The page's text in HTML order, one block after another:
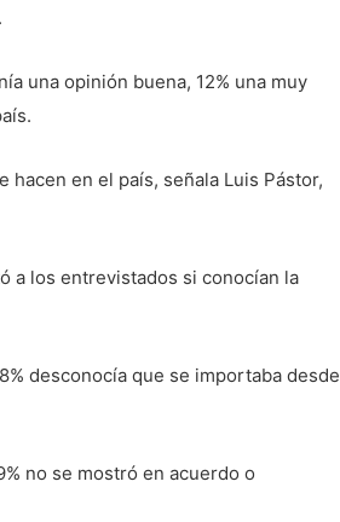
una opinión buena, 12% una muy
en el país, señala Luis Pástor,
a los entrevistados si conocían la
desconocía que se importaba desde
no se mostró en acuerdo o